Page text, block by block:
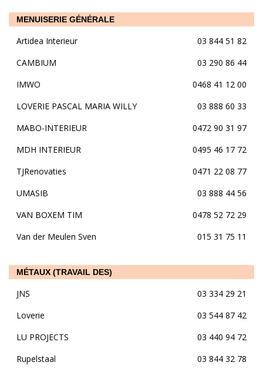
MENUISERIE GÉNÉRALE
Artidea Interieur
03 844 51 82
CAMBIUM
03 290 86 44
IMWO
0468 41 12 00
LOVERIE PASCAL MARIA WILLY
03 888 60 33
MABO-INTERIEUR
0472 90 31 97
MDH INTERIEUR
0495 46 17 72
TJRenovaties
0471 22 08 77
UMASIB
03 888 44 56
VAN BOXEM TIM
0478 52 72 29
Van der Meulen Sven
015 31 75 11
MÉTAUX (TRAVAIL DES)
JNS
03 334 29 21
Loverie
03 544 87 42
LU PROJECTS
03 440 94 72
Rupelstaal
03 844 32 78